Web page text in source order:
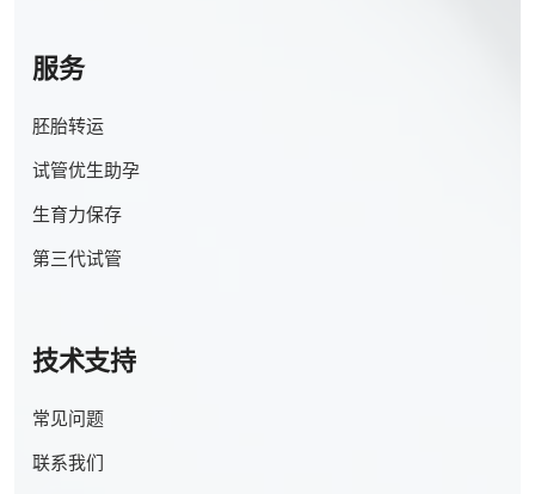
服务
胚胎转运
试管优生助孕
生育力保存
第三代试管
技术支持
常见问题
联系我们